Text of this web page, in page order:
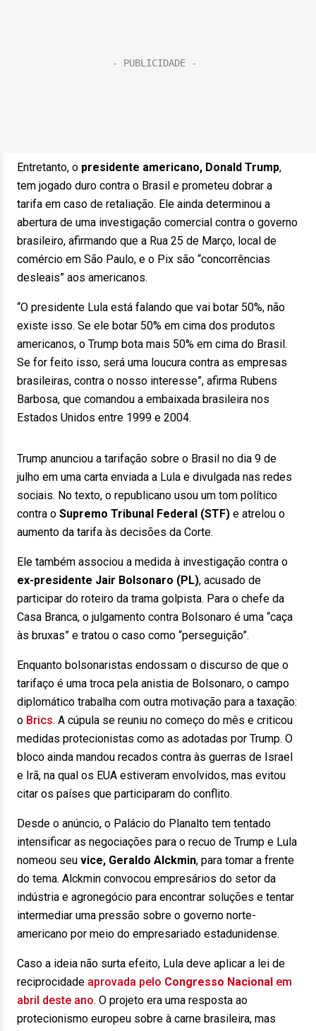
Entretanto, o presidente americano, Donald Trump,
tem jogado duro contra o Brasil e prometeu dobrar a
tarifa em caso de retaliação. Ele ainda determinou a
abertura de uma investigação comercial contra o governo
brasileiro, afirmando que a Rua 25 de Março, local de
comércio em São Paulo, e o Pix são “concorrências
desleais” aos americanos.
“O presidente Lula está falando que vai botar 50%, não
existe isso. Se ele botar 50% em cima dos produtos
americanos, o Trump bota mais 50% em cima do Brasil.
Se for feito isso, será uma loucura contra as empresas
brasileiras, contra o nosso interesse”, afirma Rubens
Barbosa, que comandou a embaixada brasileira nos
Estados Unidos entre 1999 e 2004.
Trump anunciou a tarifação sobre o Brasil no dia 9 de
julho em uma carta enviada a Lula e divulgada nas redes
sociais. No texto, o republicano usou um tom político
contra o Supremo Tribunal Federal (STF) e atrelou o
aumento da tarifa às decisões da Corte.
Ele também associou a medida à investigação contra o
ex-presidente Jair Bolsonaro (PL), acusado de
participar do roteiro da trama golpista. Para o chefe da
Casa Branca, o julgamento contra Bolsonaro é uma “caça
às bruxas” e tratou o caso como “perseguição”.
Enquanto bolsonaristas endossam o discurso de que o
tarifaço é uma troca pela anistia de Bolsonaro, o campo
diplomático trabalha com outra motivação para a taxação:
o Brics. A cúpula se reuniu no começo do mês e criticou
medidas protecionistas como as adotadas por Trump. O
bloco ainda mandou recados contra às guerras de Israel
e Irã, na qual os EUA estiveram envolvidos, mas evitou
citar os países que participaram do conflito.
Desde o anúncio, o Palácio do Planalto tem tentado
intensificar as negociações para o recuo de Trump e Lula
nomeou seu vice, Geraldo Alckmin, para tomar a frente
do tema. Alckmin convocou empresários do setor da
indústria e agronegócio para encontrar soluções e tentar
intermediar uma pressão sobre o governo norte-
americano por meio do empresariado estadunidense.
Caso a ideia não surta efeito, Lula deve aplicar a lei de
reciprocidade aprovada pelo Congresso Nacional em
abril deste ano. O projeto era uma resposta ao
protecionismo europeu sobre à carne brasileira, mas